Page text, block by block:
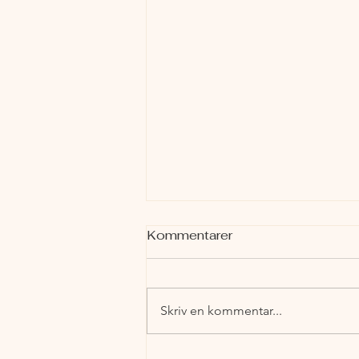
Mikaelskolan - En Resa
en gnista av entusiasm och en
längtan efter ett alternativ till
Kommentarer
Skriv en kommentar...